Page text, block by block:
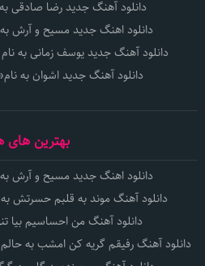
دانلود آهنگ جدید رضا صادقی
دانلود اهنگ جدید مسیح و آرش
دانلود آهنگ جدید یوسف زمانی به
دانلود آهنگ جدید اشوان به
بهترین های
دانلود اهنگ جدید مسیح و آرش
دانلود آهنگ موند به قلبم حسرتش
دانلود آهنگ من احساسیم بیا
دانلود آهنگ رفیقم گریه کن امشب به